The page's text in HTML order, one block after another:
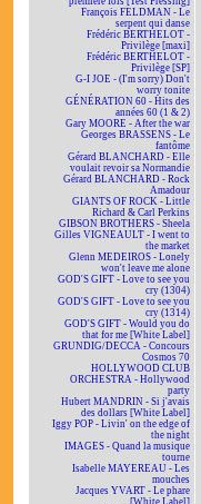
François FELDMAN - Le
serpent qui danse
Frédéric BERTHELOT -
Privilège [maxi]
Frédéric BERTHELOT -
Privilège [SP]
G-I JOE - (I'm sorry) Don't
worry tonite
GÉNÉRATION 60 - Hits des
années 60 (1 & 2)
Gary MOORE - After the war
Georges BRASSENS - Le
fantôme
Gérard BLANCHARD - Elle
voulait revoir sa Normandie
Gérard BLANCHARD - Rock
Amadour
GIANTS OF ROCK - Little
Richard & Carl Perkins
GIBSON BROTHERS - Sheela
Gilles VIGNEAULT - I went to
the market
Glenn MEDEIROS - Lonely
won't leave me alone
GOD'S GIFT - Love to see you
cry (1304)
GOD'S GIFT - Love to see you
cry (1314)
GOD'S GIFT - Would you do
that for me [White Label]
GRUNDIG/DECCA - Concours
Cosmos 70
HOLLYWOOD CLUB
ORCHESTRA - Hollywood
party
Hubert MANDRIN - Si j'avais
des dollars [White Label]
Iggy POP - Livin' on the edge of
the night
IMAGES - Quand la musique
tourne
Isabelle MAYEREAU - Les
mouches
Jacques YVART - Le phare
[White Label]